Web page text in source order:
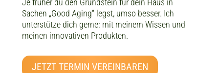
Sachen „Good Aging“ legst, umso besser. Ich
unterstütze dich gerne: mit meinem Wissen und
meinen innovativen Produkten.
JETZT TERMIN VEREINBAREN